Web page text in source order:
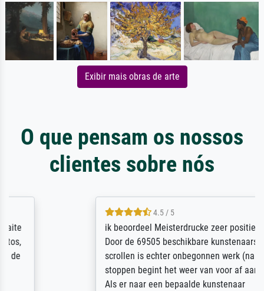
Exibir mais obras de arte
O que pensam os nossos
clientes sobre nós
4.5 / 5
ik beoordeel Meisterdrucke zeer positief.
Door de 69505 beschikbare kunstenaars
scrollen is echter onbegonnen werk (na
stoppen begint het weer van voor af aan).
Als er naar een bepaalde kunstenaar